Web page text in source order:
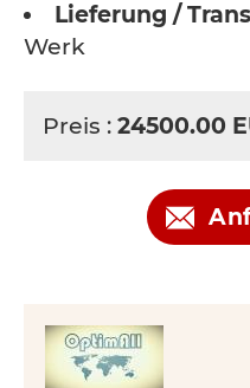
Lieferung /
Werk
Preis : 24500.00